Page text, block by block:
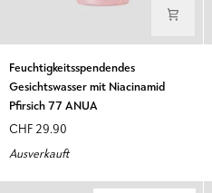
Feuchtigkeitsspendendes
Gesichtswasser
mit
Pfirsich
77
Feuchtigkeitsspendendes
Gesichtswasser mit Niacinamid
Pfirsich 77 ANUA
CHF 29.90
Ausverkauft